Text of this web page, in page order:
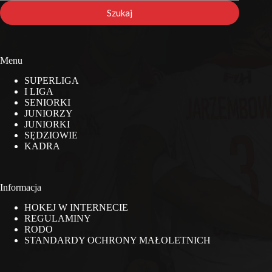
stronie
Szukaj
Menu
SUPERLIGA
I LIGA
SENIORKI
JUNIORZY
JUNIORKI
SĘDZIOWIE
KADRA
Informacja
HOKEJ W INTERNECIE
REGULAMINY
RODO
STANDARDY OCHRONY MAŁOLETNICH